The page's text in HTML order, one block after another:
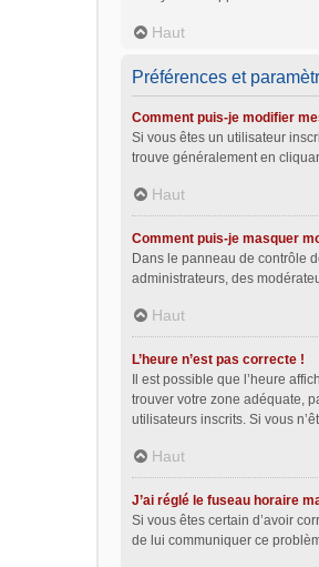
Haut
Préférences et
Comment puis-je modifier
Si vous êtes un utilisateur
trouve généralement en
Haut
Comment puis-je masquer
Dans le panneau de contrôle
administrateurs, des
Haut
L’heure n’est pas correcte !
Il est possible que l’heure
trouver votre zone adéquate,
utilisateurs inscrits. Si vous
Haut
J’ai réglé le fuseau horaire
Si vous êtes certain d’avoir
de lui communiquer ce